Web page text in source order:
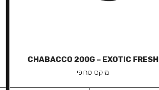
CHABACCO 200G – EXOTIC FRESH
מיקס טרופי